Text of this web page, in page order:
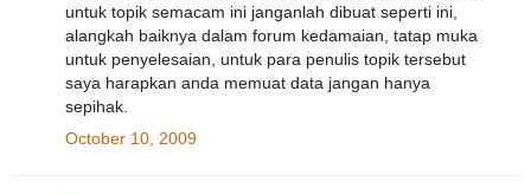
untuk topik semacam ini janganlah dibuat seperti ini,
alangkah baiknya dalam forum kedamaian, tatap muka
untuk penyelesaian, untuk para penulis topik tersebut
saya harapkan anda memuat data jangan hanya
sepihak.
October 10, 2009